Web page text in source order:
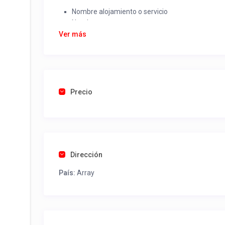
Nombre alojamiento o servicio
Nombre
Rut
Una vez recibido procederemos a activar su aviso
Ver más
Precio
Dirección
País: Array